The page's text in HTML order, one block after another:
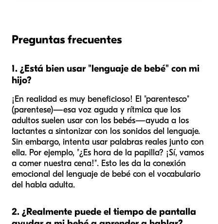
Preguntas frecuentes
1. ¿Está bien usar "lenguaje de bebé" con mi
hijo?
¡En realidad es muy beneficioso! El "parentesco"
(parentese)—esa voz aguda y rítmica que los
adultos suelen usar con los bebés—ayuda a los
lactantes a sintonizar con los sonidos del lenguaje.
Sin embargo, intenta usar palabras reales junto con
ella. Por ejemplo, "¿Es hora de la papilla? ¡Sí, vamos
a comer nuestra cena!". Esto les da la conexión
emocional del lenguaje de bebé con el vocabulario
del habla adulta.
2. ¿Realmente puede el tiempo de pantalla